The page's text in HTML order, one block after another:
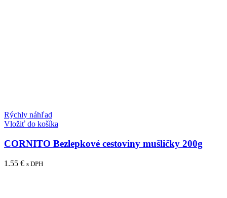
Rýchly náhľad
Vložiť do košíka
CORNITO Bezlepkové cestoviny mušličky 200g
1.55 € s DPH